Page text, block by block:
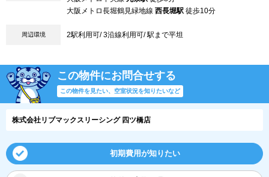
大阪メトロ長堀鶴見緑地線 西長堀駅 徒歩10分
周辺環境 2駅利用可/ 3沿線利用可/ 駅まで平坦
この物件にお問合せする
この物件を見たい、空室状況を知りたいなど
株式会社リブマックスリーシング 四ツ橋店
初期費用が知りたい